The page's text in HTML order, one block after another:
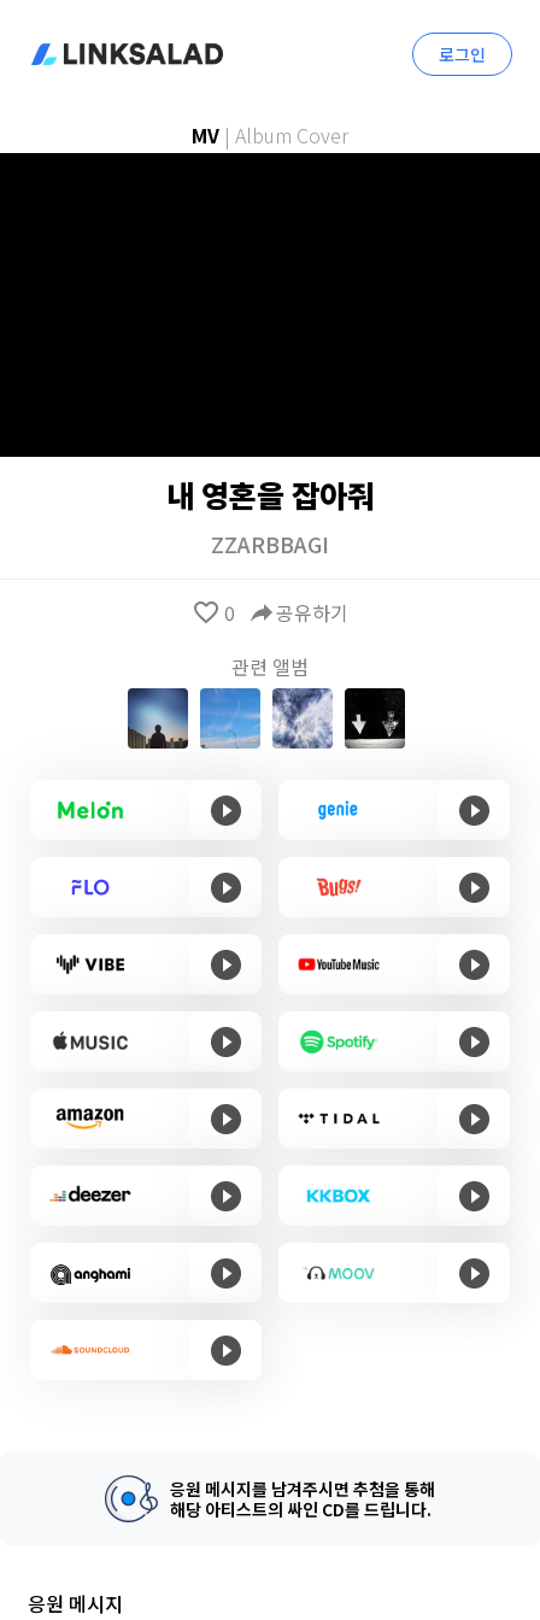
로그인
MV | Album Cover
내 영혼을 잡아줘
ZZARBBAGI
favorite_border 0 reply공유하기
관련 앨범
응원 메시지를 남겨주시면 추첨을 통해
해당 아티스트의 싸인 CD를 드립니다.
응원 메시지